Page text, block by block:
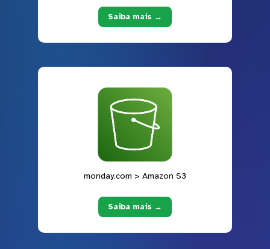
Saiba mais →
monday.com > Amazon S3
Saiba mais →